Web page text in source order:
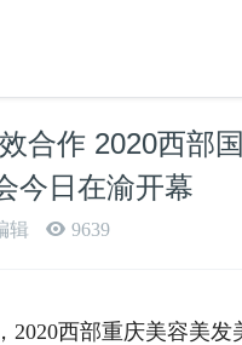
合作 2020西部
今日在渝开幕
辑 9639
西部重庆美容美发